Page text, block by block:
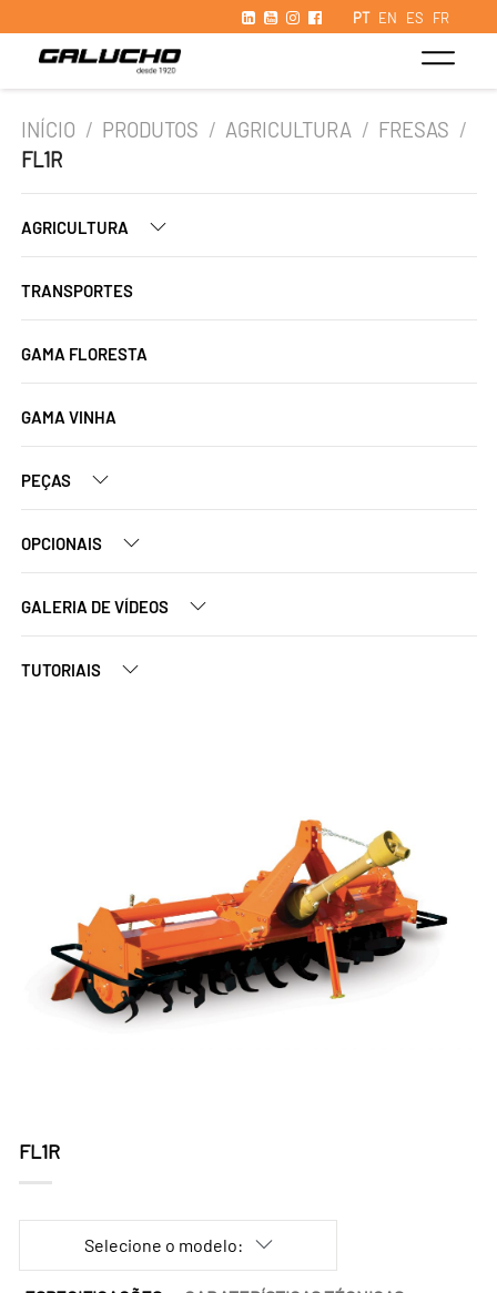
PT EN ES FR
INÍCIO / PRODUTOS / AGRICULTURA / FRESAS /
FL1R
AGRICULTURA
TRANSPORTES
GAMA FLORESTA
GAMA VINHA
PEÇAS
OPCIONAIS
GALERIA DE VÍDEOS
TUTORIAIS
FL1R
Selecione o modelo: